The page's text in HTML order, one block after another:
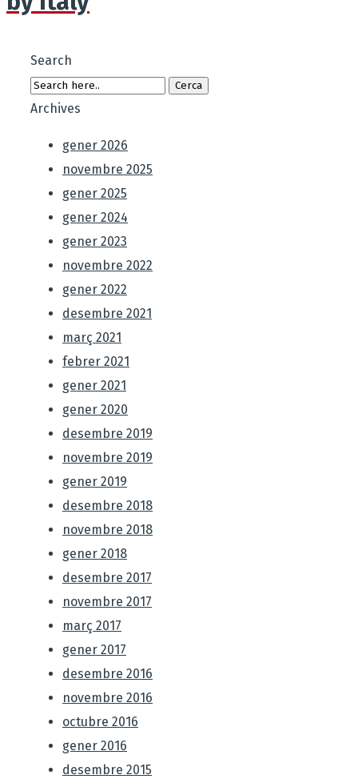
Search
Archives
gener 2026
novembre 2025
gener 2025
gener 2024
gener 2023
novembre 2022
gener 2022
desembre 2021
març 2021
febrer 2021
gener 2021
gener 2020
desembre 2019
novembre 2019
gener 2019
desembre 2018
novembre 2018
gener 2018
desembre 2017
novembre 2017
març 2017
gener 2017
desembre 2016
novembre 2016
octubre 2016
gener 2016
desembre 2015